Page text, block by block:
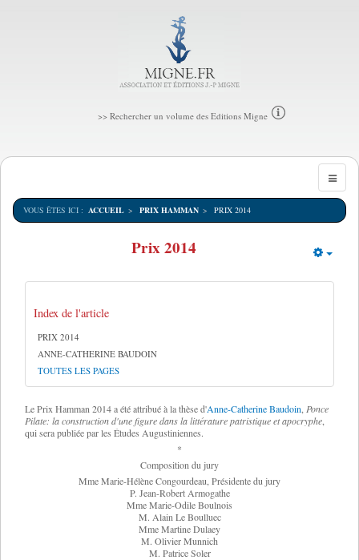
>> Rechercher un volume des Editions Migne
VOUS ÊTES ICI : ACCUEIL PRIX HAMMAN PRIX 2014
Prix 2014
Index de l'article
PRIX 2014
ANNE-CATHERINE BAUDOIN
TOUTES LES PAGES
LePrix Hamman 2014a été attribué à la thèse d'Anne-Catherine Baudoin Ponce
Pilate: la construction d'une figure dans la littérature patristique et apocryphe
qui sera publiée par les Études Augustiniennes.
*
Composition du jury
Mme Marie-Hélène Congourdeau, Présidente du jury
P. Jean-Robert Armogathe
Mme Marie-Odile Boulnois
M. Alain Le Boulluec
Mme Martine Dulaey
M. Olivier Munnich
M. Patrice Soler